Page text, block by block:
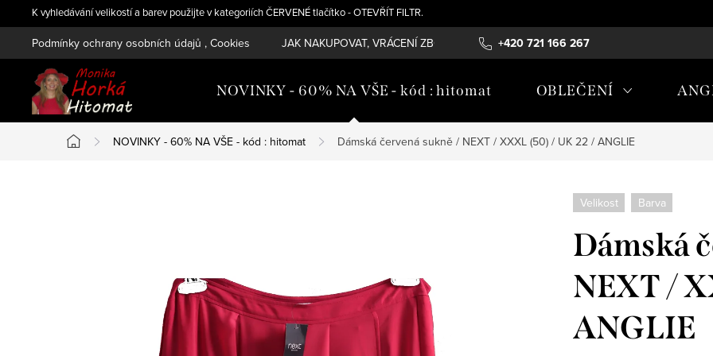
na
K vyhledávání velikostí a barev použijte v kategoriích ČERVENÉ tlačítko - OTEVŘÍT FILTR.
+420 721 166 267
Podmínky ochrany osobních údajů , Cookies JAK NAKUPOVAT, VRÁCENÍ ZBOŽÍ , REKLAMAČNÍ ŘÁD, ÚDRŽBA MATERIÁLŮ
NOVINKY - 60% NA VŠE - kód : hitomat OBLEČENÍ
Domů
NOVINKY - 60% NA VŠE - kód : hitomat Dámská červená sukně / NEXT / XXXL (50) / UK 22 / ANGLIE
Velikost Barva
Dámská
NEXT /
ANGLIE